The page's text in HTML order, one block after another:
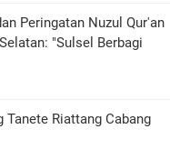
Peringatan Nuzul Qur'an
"Sulsel Berbagi
Tanete Riattang Cabang